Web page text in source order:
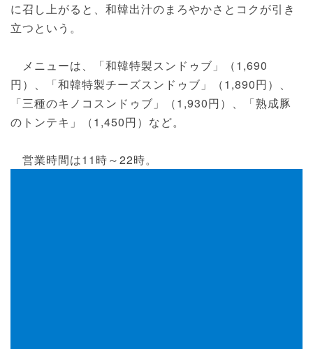
に召し上がると、和韓出汁のまろやかさとコクが引き
立つという。
メニューは、「和韓特製スンドゥブ」（1,690
円）、「和韓特製チーズスンドゥブ」（1,890円）、
「三種のキノコスンドゥブ」（1,930円）、「熟成豚
のトンテキ」（1,450円）など。
営業時間は11時～22時。